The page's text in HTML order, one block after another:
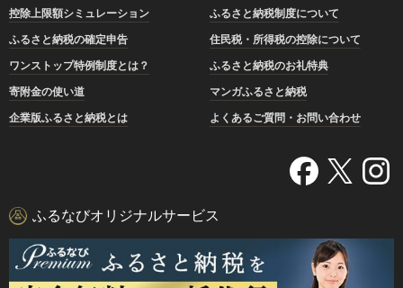
控除上限額シミュレーション
ふるさと納税制度について
ふるさと納税の確定申告
住民税・所得税の控除について
ワンストップ特例制度とは？
ふるさと納税のお礼特典
寄附金の使い道
マンガふるさと納税
企業版ふるさと納税とは
よくあるご質問・お問い合わせ
ふるなびオリジナルサービス